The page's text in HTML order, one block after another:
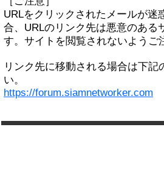
URLをクリックされたメールが迷
合、URLのリンク先は悪意のある
す。サイトを閲覧されないようご
リンク先に移動される場合は下
い。
https://forum.siamnetworker.com